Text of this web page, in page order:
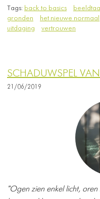
Tags: back to basics beeldtaal
gronden
het nieuwe normaal
uitdaging
vertrouwen
SCHADUWSPEL
21/06/2019
"Ogen zien enkel licht,